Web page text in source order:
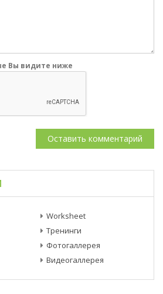
Вы видите ниже
Worksheet
Тренинги
Фотогаллерея
Видеогаллерея